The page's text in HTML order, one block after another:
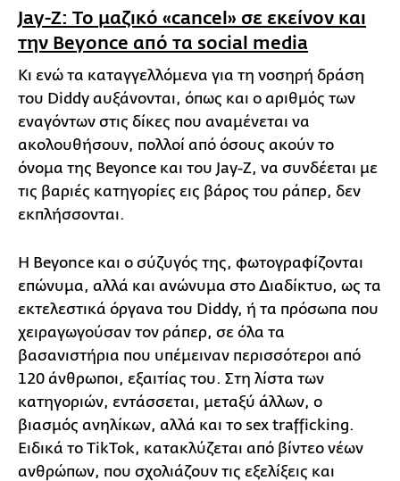
Jay-Z: Το μαζικό «cancel» σε εκείνον και
την Beyonce από τα social media
Κι ενώ τα καταγγελλόμενα για τη νοσηρή δράση
του Diddy αυξάνονται, όπως και ο αριθμός των
εναγόντων στις δίκες που αναμένεται να
ακολουθήσουν, πολλοί από όσους ακούν το
όνομα της Beyonce και του Jay-Z, να συνδέεται με
τις βαριές κατηγορίες εις βάρος του ράπερ, δεν
εκπλήσσονται.
Η Beyonce και ο σύζυγός της, φωτογραφίζονται
επώνυμα, αλλά και ανώνυμα στο Διαδίκτυο, ως τα
εκτελεστικά όργανα του Diddy, ή τα πρόσωπα που
χειραγωγούσαν τον ράπερ, σε όλα τα
βασανιστήρια που υπέμειναν περισσότεροι από
120 άνθρωποι, εξαιτίας του. Στη λίστα των
κατηγοριών, εντάσσεται, μεταξύ άλλων, ο
βιασμός ανηλίκων, αλλά και το sex trafficking.
Ειδικά το TikTok, κατακλύζεται από βίντεο νέων
ανθρώπων, που σχολιάζουν τις εξελίξεις και